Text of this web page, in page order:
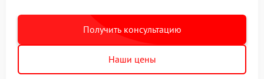
Получить консультацию
Наши цены